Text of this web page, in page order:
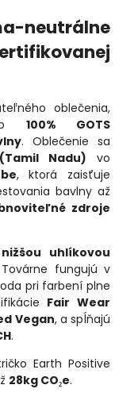
neutrálne
oblečenia,
100% GOTS
. Oblečenie sa
Nadu) vo
, ktorá zaisťuje
bavlny až
zdroje
uhlíkovou
fungujú v
pri farbení plne
Fair Wear
Vegan, a spĺňajú
.
Earth Positive
28kg CO₂e.